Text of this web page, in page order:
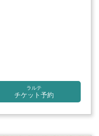
ラルテ
チケット予約